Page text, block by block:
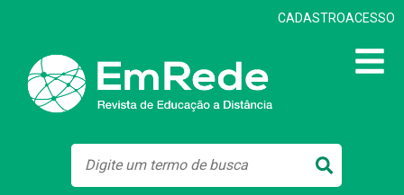
CADASTROACESSO